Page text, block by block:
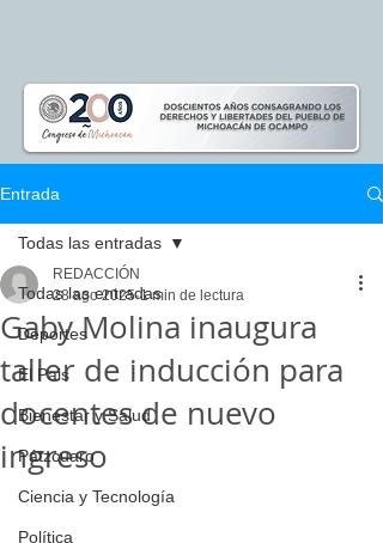
Entrada
Todas las entradas
Deportes
El Pais
Bienestar y Salud
Pátzcuaro
Ciencia y Tecnología
Política
Todas las entradas
Gaby Molina inaugura
taller de inducción para
docentes de nuevo
ingreso
REDACCIÓN
28 ago 2025 1 min de lectura